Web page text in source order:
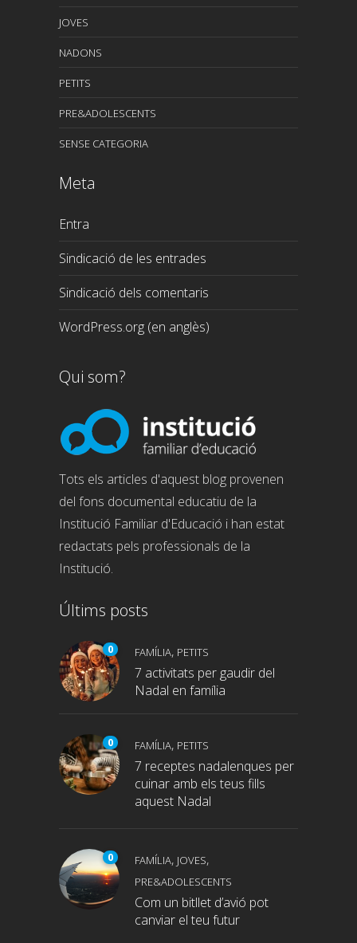
JOVES
NADONS
PETITS
PRE&ADOLESCENTS
SENSE CATEGORIA
Meta
Entra
Sindicació de les entrades
Sindicació dels comentaris
WordPress.org (en anglès)
Qui som?
Tots els articles d'aquest blog provenen
del fons documental educatiu de la
Institució Familiar d'Educació i han estat
redactats pels professionals de la
Institució.
Últims posts
0 FAMÍLIA, PETITS
7 activitats per gaudir del
Nadal en família
0 FAMÍLIA, PETITS
7 receptes nadalenques per
cuinar amb els teus fills
aquest Nadal
0 FAMÍLIA, JOVES,
PRE&ADOLESCENTS
Com un bitllet d’avió pot
canviar el teu futur